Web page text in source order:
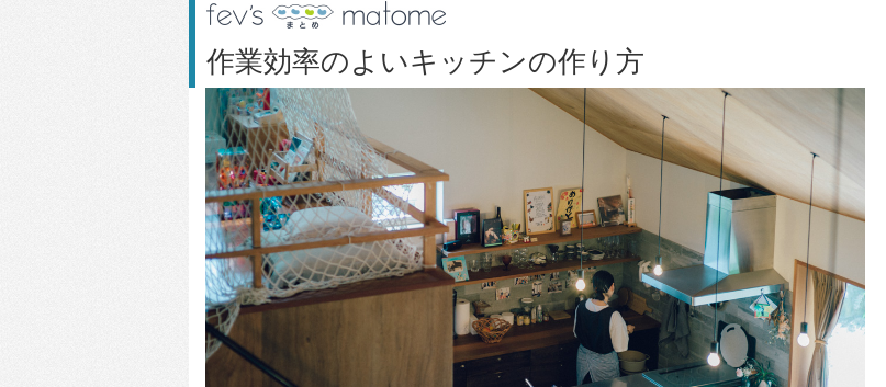
作業効率のよいキッチンの作り方